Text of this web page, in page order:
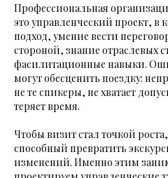
Профессиональная
это управленческий проект,
подход, умение вести
стороной, знание отраслевых
фасилитационные навыки.
могут обесценить поездку:
не те спикеры, не хватает
теряет время.
Чтобы визит стал точкой
способный превратить
изменений. Именно этим